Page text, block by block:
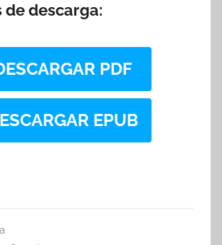
de descarga:
PDF
EPUB